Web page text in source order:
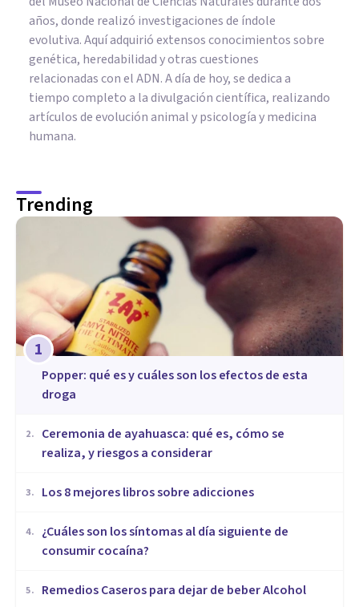
años, donde realizó investigaciones de índole
evolutiva. Aquí adquirió extensos conocimientos sobre
genética, heredabilidad y otras cuestiones
relacionadas con el ADN. A día de hoy, se dedica a
tiempo completo a la divulgación científica, realizando
artículos de evolución animal y psicología y medicina
humana.
Trending
1
Popper: qué es y cuáles son los efectos de esta
droga
2.
Ceremonia de ayahuasca: qué es, cómo se
realiza, y riesgos a considerar
3. Los 8 mejores libros sobre adicciones
4.
¿Cuáles son los síntomas al día siguiente de
consumir cocaína?
5. Remedios Caseros para dejar de beber Alcohol